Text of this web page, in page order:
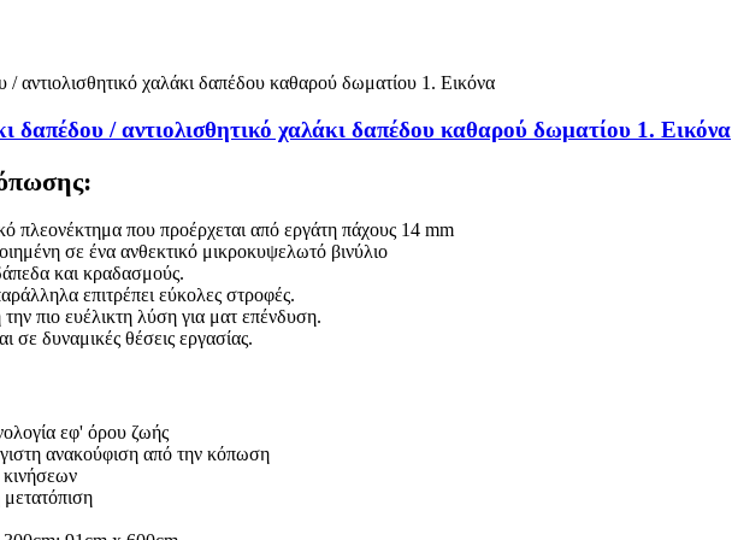
δαπέδου / αντιολισθητικό χαλάκι δαπέδου καθαρού δωματίου 1. Εικόνα
πλεονέκτημα που προέρχεται από εργάτη πάχους 14 mm
σε ένα ανθεκτικό μικροκυψελωτό βινύλιο
και κραδασμούς.
επιτρέπει εύκολες στροφές.
πιο ευέλικτη λύση για ματ επένδυση.
σε δυναμικές θέσεις εργασίας.
εφ' όρου ζωής
ανακούφιση από την κόπωση
μετατόπιση